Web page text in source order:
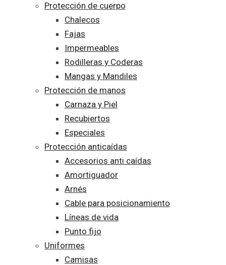
Protección de cuerpo
Chalecos
Fajas
Impermeables
Rodilleras y Coderas
Mangas y Mandiles
Protección de manos
Carnaza y Piel
Recubiertos
Especiales
Protección anticaídas
Accesorios anti caídas
Amortiguador
Arnés
Cable para posicionamiento
Líneas de vida
Punto fijo
Uniformes
Camisas